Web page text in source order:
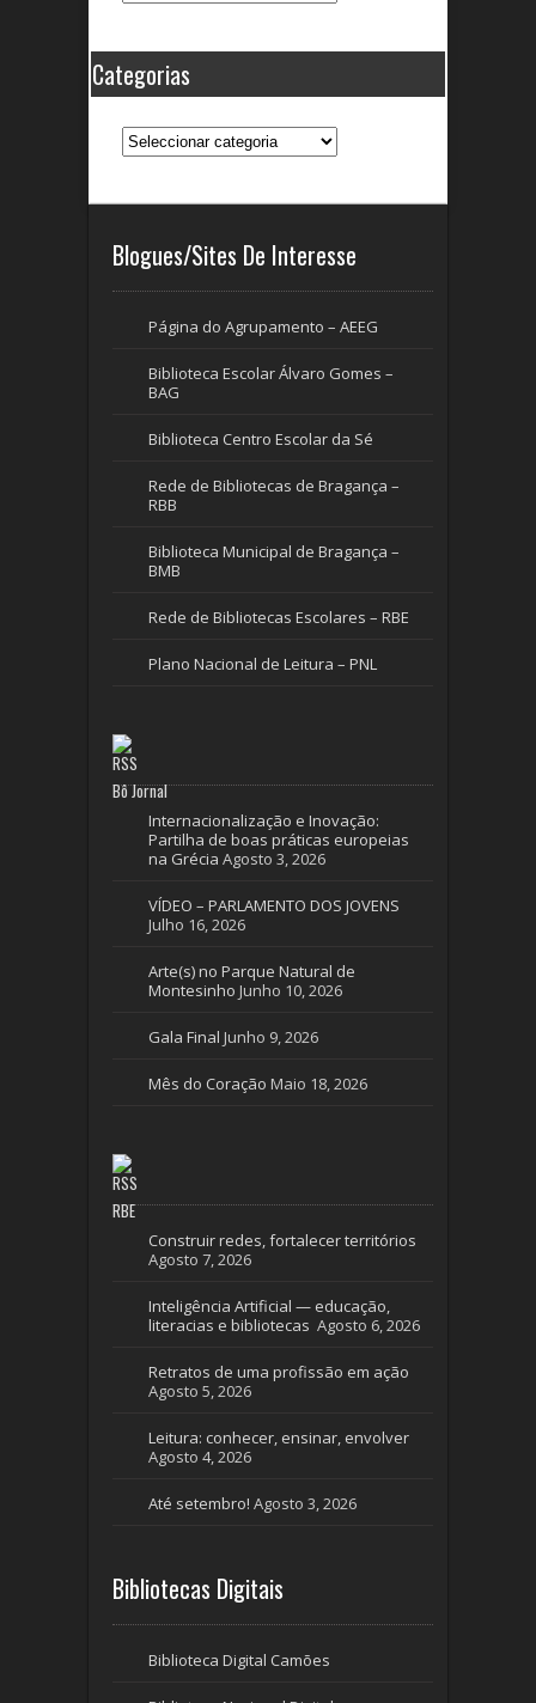
Categorias
Categorias
Blogues/Sites De Interesse
Página do Agrupamento – AEEG
Biblioteca Escolar Álvaro Gomes –
BAG
Biblioteca Centro Escolar da Sé
Rede de Bibliotecas de Bragança –
RBB
Biblioteca Municipal de Bragança –
BMB
Rede de Bibliotecas Escolares – RBE
Plano Nacional de Leitura – PNL
Bô Jornal
Internacionalização e Inovação:
Partilha de boas práticas europeias
na Grécia Agosto 3, 2026
VÍDEO – PARLAMENTO DOS JOVENS
Julho 16, 2026
Arte(s) no Parque Natural de
Montesinho Junho 10, 2026
Gala Final Junho 9, 2026
Mês do Coração Maio 18, 2026
RBE
Construir redes, fortalecer territórios
Agosto 7, 2026
Inteligência Artificial — educação,
literacias e bibliotecas Agosto 6, 2026
Retratos de uma profissão em ação
Agosto 5, 2026
Leitura: conhecer, ensinar, envolver
Agosto 4, 2026
Até setembro! Agosto 3, 2026
Bibliotecas Digitais
Biblioteca Digital Camões